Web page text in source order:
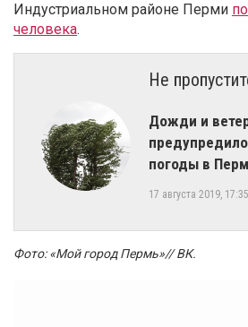
Индустриальном районе Перми
человека.
Не
Дожди и
погоды в
17 августа 2019, 17:35
Фото: «Мой город Пермь»// ВК.